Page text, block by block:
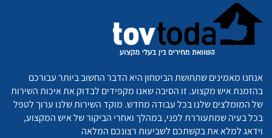
אנחנו מאמינים שתחושת הביטחון היא הדבר החשוב ביותר עבורכם
בהזמנת איש מקצוע. זו הסיבה שאנו מקפידים לבדוק את איכות השירות
של המומלצים שלנו בכל עבודה מחדש. מוקד השירות שלנו ערוך לטפל
בכל בעיה שמתעוררת לפני, במהלך ואחרי הביקור של איש המקצוע,
וידאג למלא את בקשתכם לשביעות רצונכם המלאה